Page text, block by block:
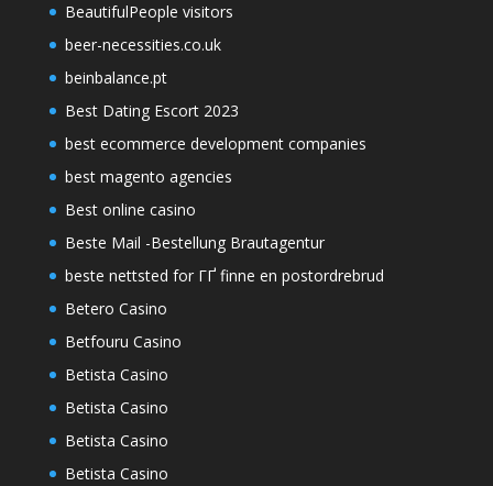
BeautifulPeople visitors
beer-necessities.co.uk
beinbalance.pt
Best Dating Escort 2023
best ecommerce development companies
best magento agencies
Best online casino
Beste Mail -Bestellung Brautagentur
beste nettsted for ГҐ finne en postordrebrud
Betero Casino
Betfouru Casino
Betista Casino
Betista Casino
Betista Casino
Betista Casino